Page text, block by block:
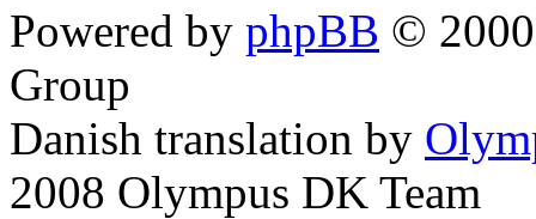
Powered by phpBB ©
Group
Danish translation by
2008 Olympus DK Team